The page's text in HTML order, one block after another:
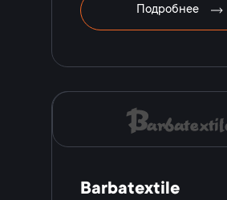
Подробнее
Barbatextile